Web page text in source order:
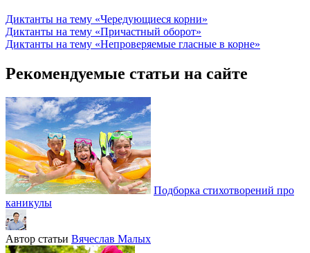
Диктанты на тему «Чередующиеся корни»
Диктанты на тему «Причастный оборот»
Диктанты на тему «Непроверяемые гласные в корне»
Рекомендуемые статьи на сайте
Подборка стихотворений про
каникулы
Автор статьи Вячеслав Малых